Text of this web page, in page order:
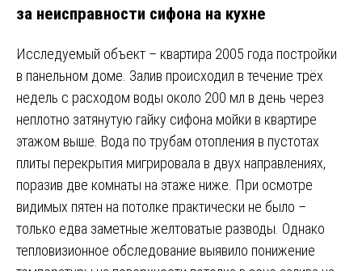
за неисправности сифона на кухне
Исследуемый объект – квартира 2005 года постройки
в панельном доме. Залив происходил в течение трёх
недель с расходом воды около 200 мл в день через
неплотно затянутую гайку сифона мойки в квартире
этажом выше. Вода по трубам отопления в пустотах
плиты перекрытия мигрировала в двух направлениях,
поразив две комнаты на этаже ниже. При осмотре
видимых пятен на потолке практически не было –
только едва заметные желтоватые разводы. Однако
тепловизионное обследование выявило понижение